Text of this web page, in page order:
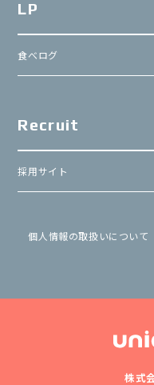
LP
食べログ
Recruit
採用サイト
個⼈情報の取扱いについて
株式